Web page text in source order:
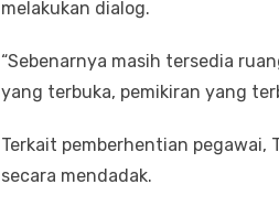
melakukan dialog.
“Sebenarnya masih tersedia
yang terbuka, pemikiran yang
Terkait pemberhentian
secara mendadak.